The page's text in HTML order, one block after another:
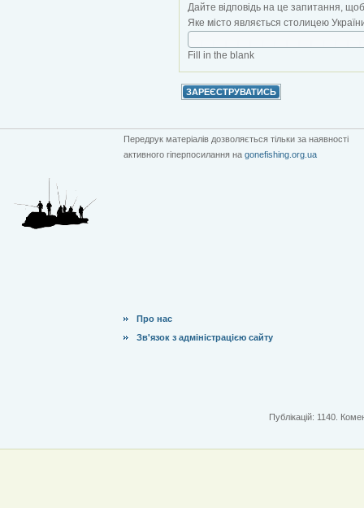
Дайте відповідь на це запитання,
Яке місто являється столицею
Fill in the blank
Передрук матеріалів дозволяється тільки за наявності
активного гіперпосилання на gonefishing.org.ua
Про нас
Зв'язок з адміністрацією сайту
Публікацій: 1140.